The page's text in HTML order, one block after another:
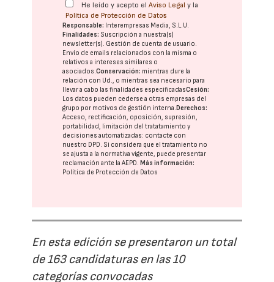
He leído y acepto elAviso Legal y la
Política de Protección de Datos
Responsable: Interempresas Media, S.L.U.
Finalidades: Suscripción a nuestra(s)
newsletter(s). Gestión de cuenta de usuario.
Envío de emails relacionados con la misma o
relativos a intereses similares o
asociados.Conservación: mientras dure la
relación con Ud., o mientras sea necesario para
llevar a cabo las finalidades especificadasCesión:
Los datos pueden cederse a otras empresas del
grupo por motivos de gestión interna. Derechos:
Acceso, rectificación, oposición, supresión,
portabilidad, limitación del tratatamiento y
decisiones automatizadas: contacte con
nuestro DPD. Si considera que el tratamiento no
se ajusta a la normativa vigente, puede presentar
reclamación ante laAEPD. Más información:
Política de Protección de Datos
En esta edición se presentaron un total
de 163 candidaturas en las 10
categorías convocadas